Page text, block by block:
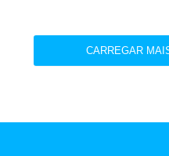
CARREGAR